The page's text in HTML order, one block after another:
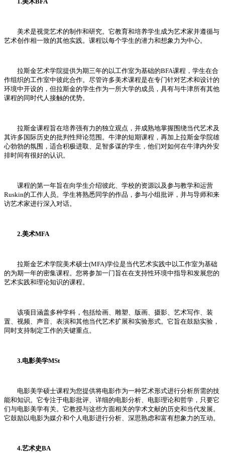
美术是视觉艺术的制作和研究。它教育和培养学生成为艺术家并遵循与
艺术创作相一致的其他实践。课程以每个学生的潜力和想象力为中心。
拉斯金艺术学院提供为期三年的以工作室为基础的BFA课程，学生在合
作组织的工作室中彼此合作。尽管许多美术课程是在专门针对艺术和设计的
环境中开设的，但拉斯金的学生作为一所大学的成员，具有与牛津所有其他
课程的同时代人接触的优势。
拉斯金课程旨在培养强有力的独立观点，并成熟地掌握围绕当代艺术及
其许多国际历史的批判性辩论范围。牛津的短期课程，再加上拉斯金学院雄
心勃勃的氛围，适合积极进取、足智多谋的学生，他们对如何在牛津内外安
排时间有很好的认识。
课程的第一年旨在向学生介绍彼此、学校的资源以及参与教学和运营
Ruskin的工作人员。学生将熟悉同学的作品，参与小组批评，并与导师和来
访艺术家进行深入对话。
2.美术MFA
拉斯金艺术学院美术硕士(MFA)学位是当代艺术实践中以工作室为基础
的为期一年的密集课程。您将参加一门旨在在支持性环境中指导和发展您的
艺术实践和理论知识的课程。
该项目涵盖多种学科，包括绘画、雕塑、版画、摄影、艺术写作、装
置、视频、声音、表演和其他当代艺术扩展和实验形式。它旨在鼓励实验，
同时支持制定工作的关键重点。
3.电影美学MSt
电影美学硕士课程为您提供将电影作为一种艺术形式进行分析所需的技
能和知识。它专注于电影批评、详细的电影分析、电影理论和哲学，只要它
们与电影美学有关。它教授与这些方面相关的学术文献的历史和当代发展。
它鼓励以电影为媒介和个人电影进行分析、深思熟虑和富有想象力的互动。
4.艺术史BA